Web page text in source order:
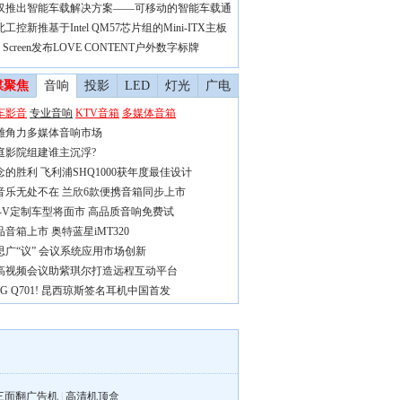
推出智能车载解决方案——可移动的智能车载通
工控新推基于Intel QM57芯片组的Mini-ITX主板
Screen发布LOVE CONTENT户外数字标牌
聚焦 音响 投影 LED 灯光 广电
影音 专业音响 KTV音箱 多媒体音箱
角力多媒体音响市场
影院组建谁主沉浮?
的胜利 飞利浦SHQ1000获年度最佳设计
乐无处不在 兰欣6款便携音箱同步上市
V定制车型将面市 高品质音响免费试
音箱上市 奥特蓝星iMT320
广“议” 会议系统应用市场创新
视频会议助紫琪尔打造远程互动平台
Q701! 昆西琼斯签名耳机中国首发
面翻广告机 高清机顶盒